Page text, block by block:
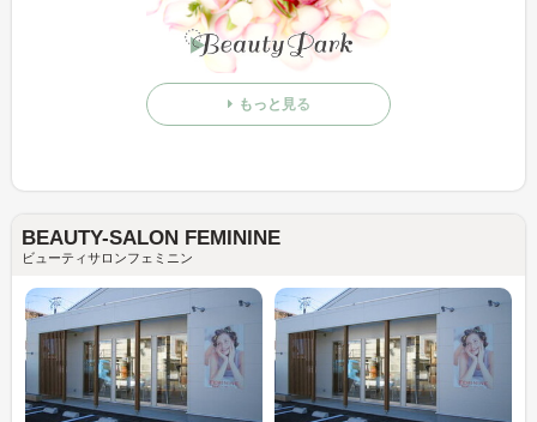
もっと見る
BEAUTY-SALON FEMININE
ビューティサロンフェミニン